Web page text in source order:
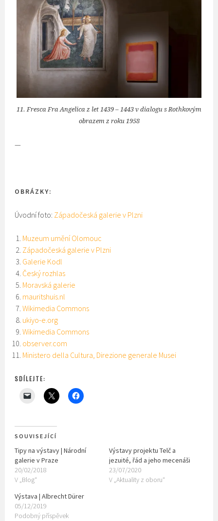
11. Fresca Fra Angelica z let 1439 – 1443 v dialogu s Rothkovým
obrazem z roku 1958
—
OBRÁZKY:
Úvodní foto: Západočeská galerie v Plzni
Muzeum umění Olomouc
Západočeská galerie v Plzni
Galerie Kodl
Český rozhlas
Moravská galerie
mauritshuis.nl
Wikimedia Commons
ukiyo-e.org
Wikimedia Commons
observer.com
Ministero della Cultura, Direzione generale Musei
SDÍLEJTE:
SOUVISEJÍCÍ
Tipy na výstavy | Národní
galerie v Praze
20/02/2018
V „Blog“
Výstavy projektu Telč a
jezuité, řád a jeho mecenáši
23/07/2020
V „Aktuality z oboru“
Výstava | Albrecht Dürer
05/12/2019
Podobný příspěvek